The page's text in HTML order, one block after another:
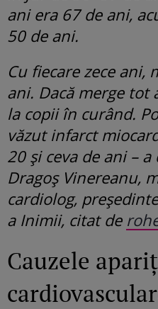
ani era 67 de ani,
50 de ani.
Cu fiecare zece ani,
ani. Dacă merge tot
la copii în curând.
văzut infarct
20 și ceva de ani –
Dragoș Vinereanu,
cardiolog,
a Inimii, citat de
Cauzele